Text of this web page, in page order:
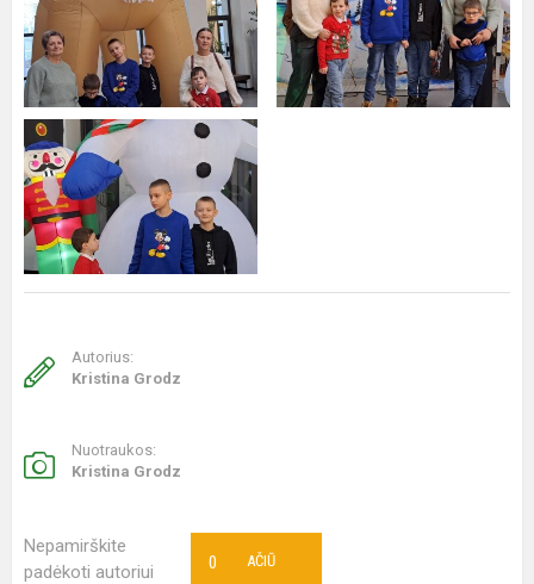
Autorius:
Kristina Grodz
Nuotraukos:
Kristina Grodz
Nepamirškite
padėkoti autoriui
AČIŪ
0